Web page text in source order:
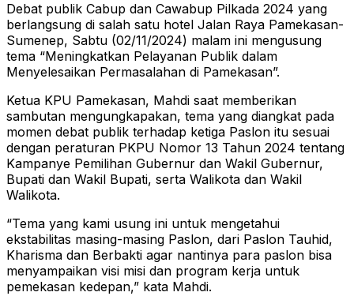
Debat publik Cabup dan Cawabup Pilkada 2024 yang
berlangsung di salah satu hotel Jalan Raya Pamekasan-
Sumenep, Sabtu (02/11/2024) malam ini mengusung
tema “Meningkatkan Pelayanan Publik dalam
Menyelesaikan Permasalahan di Pamekasan”.
Ketua KPU Pamekasan, Mahdi saat memberikan
sambutan mengungkapakan, tema yang diangkat pada
momen debat publik terhadap ketiga Paslon itu sesuai
dengan peraturan PKPU Nomor 13 Tahun 2024 tentang
Kampanye Pemilihan Gubernur dan Wakil Gubernur,
Bupati dan Wakil Bupati, serta Walikota dan Wakil
Walikota.
“Tema yang kami usung ini untuk mengetahui
ekstabilitas masing-masing Paslon, dari Paslon Tauhid,
Kharisma dan Berbakti agar nantinya para paslon bisa
menyampaikan visi misi dan program kerja untuk
pemekasan kedepan,” kata Mahdi.